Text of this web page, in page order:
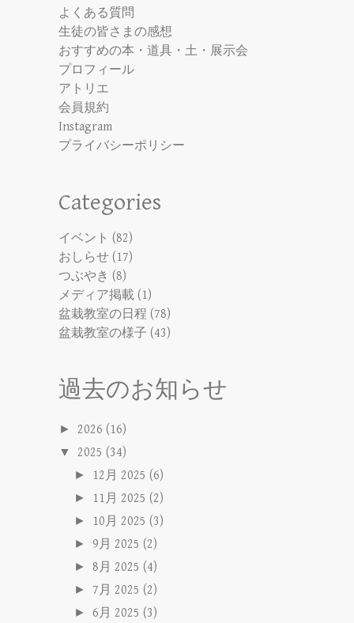
よくある質問
生徒の皆さまの感想
おすすめの本・道具・土・展示会
プロフィール
アトリエ
会員規約
Instagram
プライバシーポリシー
Categories
イベント (82)
おしらせ (17)
つぶやき (8)
メディア掲載 (1)
盆栽教室の日程 (78)
盆栽教室の様子 (43)
過去のお知らせ
► 2026 (16)
▼ 2025 (34)
► 12月 2025 (6)
► 11月 2025 (2)
► 10月 2025 (3)
► 9月 2025 (2)
► 8月 2025 (4)
► 7月 2025 (2)
►6月 2025 (3)